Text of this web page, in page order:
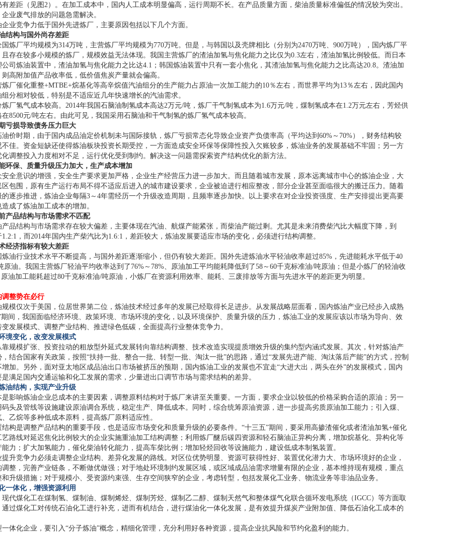
差距（见图2）。在加工成本中，国内人工成本明显偏高，运行周期不长。在产品质量方面，柴油质量标准偏低的情况较为突出。
业废气排放的问题急需解决。
企业竞争力低于国外先进炼厂，主要原因包括以下几个方面。
结构与国外尚存差距
国炼厂平均规模为314万吨，主营炼厂平均规模为770万吨。但是，与韩国以及壳牌相比（分别为2470万吨、900万吨），国内炼厂平
存在较多小规模的炼厂，规模效益无法体现。我国主营炼厂的渣油加氢与焦化能力之比仅为0.3左右，渣油加氢比例较低。而日本
司炼油装置中，渣油加氢与焦化能力之比达4.1；韩国炼油装置中只有一套小焦化，其渣油加氢与焦化能力之比高达20.8。渣油加
高附加值产品收率低，低价值焦炭产量就会偏高。
炼厂催化重整+MTBE+烷基化等高辛烷值汽油组分的生产能力占原油一次加工能力的10％左右，而世界平均为13％左右，因此国内
分相对较低，特别是不适应近几年快速增长的汽油需求。
炼厂氢气成本较高。2014年我国石脑油制氢成本高达2万元/吨，炼厂干气制氢成本为1.6万元/吨，煤制氢成本在1.2万元左右，芳烃供
8500元/吨左右。由此可见，我国采用石脑油和干气制氢的炼厂氢气成本较高。
期亏损导致债务压力巨大
油价时期，由于国内成品油定价机制未与国际接轨，炼厂亏损常态化导致企业资产负债率高（平均达到60%～70%），财务结构较
不佳。资金短缺还使得炼油板块投资长期受控，一方面造成安全环保等保障性投入欠账较多，炼油业务的发展基础不牢固；另一方
调整投入力度相对不足，运行优化受到制约。解决这一问题需探索资产结构优化的新方法。
能环保、质量升级压力加大，生产成本增加
安全意识的增强，安全生产要求更加严格，企业生产经营压力进一步加大。而且随着城市发展，原本远离城市中心的炼油企业，大
包围，原有生产运行布局不得不适应后进入的城市建设要求，企业被迫进行相应整改，部分企业甚至面临很大的搬迁压力。随着
逐步推进，炼油企业每隔3～4年需经历一个升级改造周期，且频率逐步加快。以上要求在对企业投资强度、生产安排提出更高要
成了炼油加工成本的增加。
前产品结构与市场需求不匹配
产品结构与市场需求存在较大偏差，主要体现在汽油、航煤产能紧张，而柴油产能过剩。尤其是未来消费柴汽比大幅度下降，到
1.2:1，而2014年国内生产柴汽比为1.6:1，差距较大，炼油发展要适应市场的变化，必须进行结构调整。
经济指标有较大差距
炼油行业技术水平不断提高，与国外差距逐渐缩小，但仍有较大差距。国外先进炼油水平轻油收率超过85%，先进能耗水平低于40
原油。我国主营炼厂轻油平均收率达到了76%～78%、原油加工平均能耗降低到了58～60千克标准油/吨原油；但是小炼厂的轻油收
油加工能耗超过80千克标准油/吨原油，小炼厂在资源利用效率、能耗、三废排放等方面与先进水平的差距更为明显。
调整势在必行
规模仅次于美国，位居世界第二位，炼油技术经过多年的发展已经取得长足进步。从发展战略层面看，国内炼油产业已经步入成熟
期间，我国面临经济环境、政策环境、市场环境的变化，以及环境保护、质量升级的压力，炼油工业的发展应该以市场为导向、效
发展模式、调整产业结构、推进绿色低碳，全面提高行业整体竞争力。
境变化，改变发展模式
靠规模扩张、投资拉动的粗放型外延式发展转向靠结构调整、技术改造实现提质增效升级的集约型内涵式发展。其次，针对炼油产
结合国家有关政策，按照“扶持一批、整合一批、转型一批、淘汰一批”的思路，通过“发展先进产能、淘汰落后产能”的方式，控制
加。另外，面对亚太地区成品油出口市场被挤压的预期，国内炼油工业的发展也不宜走“大进大出，两头在外”的发展模式，国内
满足国内交通运输和化工发展的需求，少量进出口调节市场与需求结构的差异。
油结构，实现产业升级
是影响炼油企业总成本的主要因素，调整原料结构对于炼厂来讲至关重要。一方面，要求企业以较低的价格采购合适的原油；另一
头及管线等设施建设原油调合系统，稳定生产、降低成本。同时，综合统筹原油资源，进一步提高劣质原油加工能力；引入煤、
乙烷等多种低成本原料，提高炼厂原料适应性。
结构是调整产品结构的重要手段，也是适应市场变化和质量升级的必要条件。“十三五”期间，要采用高掺渣催化或者渣油加氢+催化
路线对延迟焦化比例较大的企业实施重油加工结构调整；利用炼厂醚后碳四资源和轻石脑油正异构分离，增加烷基化、异构化等
力；扩大加氢能力，催化柴油转化能力，提高车柴比例；增加轻烃回收等设施能力，建设低成本制氢装置。
提升竞争力必须走调整企业结构、差异化发展的路线。对区位优势明显、资源可获得性好、装置优化潜力大、市场环境好的企业，
调整，完善产业链条，不断做优做强；对于地处环境制约发展区域，或区域成品油需求增量有限的企业，基本维持现有规模，重点
和升级措施；对于规模小、受资源约束强、生存空间狭窄的企业，考虑转型，包括发展化工业务、物流业务等非油品业务。
一体化，增强资源利用
现代煤化工在煤制氢、煤制油、煤制烯烃、煤制芳烃、煤制乙二醇、煤制天然气和整体煤气化联合循环发电系统（IGCC）等方面取
过煤化工对传统石油化工进行补充，进而有机结合，进行煤油化一体化发展，是有效提升煤炭产业附加值、降低石油化工成本的
体化企业，要引入“分子炼油”概念，精细化管理，充分利用好各种资源，提高企业抗风险和节约化盈利的能力。